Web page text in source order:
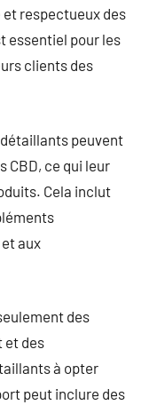
respectueux des
essentiel pour les
clients des
peuvent
CBD, ce qui leur
Cela inclut
aux
des
et des
à opter
peut inclure des